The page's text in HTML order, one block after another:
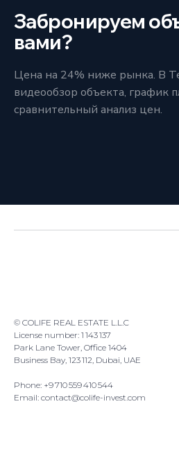
Забронируем
вами?
Цена на 24% ниже рынка. В
видеообзор объекта, график
сравнительный анализ цен.
© COLIFE REAL ESTATE L.L.C
License number: 1 143 137
Park Lane Tower, Office 1404
Business Bay, 123 112, Dubai, UAE
Phone: +9 710 559 410 544
Email: contact@colife-invest.com